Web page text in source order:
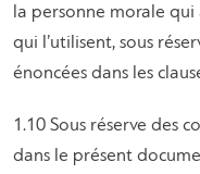
la personne morale
qui l’utilisent, sous
énoncées dans les
1.10 Sous réserve des
dans le présent